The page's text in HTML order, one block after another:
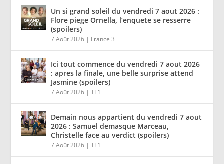
Un si grand soleil du vendredi 7 aout 2026 :
Flore piege Ornella, l’enquete se resserre
(spoilers)
7 Août 2026 | France 3
Ici tout commence du vendredi 7 aout 2026
: apres la finale, une belle surprise attend
Jasmine (spoilers)
7 Août 2026 |TF1
Demain nous appartient du vendredi 7 aout
2026 : Samuel demasque Marceau,
Christelle face au verdict (spoilers)
7 Août 2026 |TF1